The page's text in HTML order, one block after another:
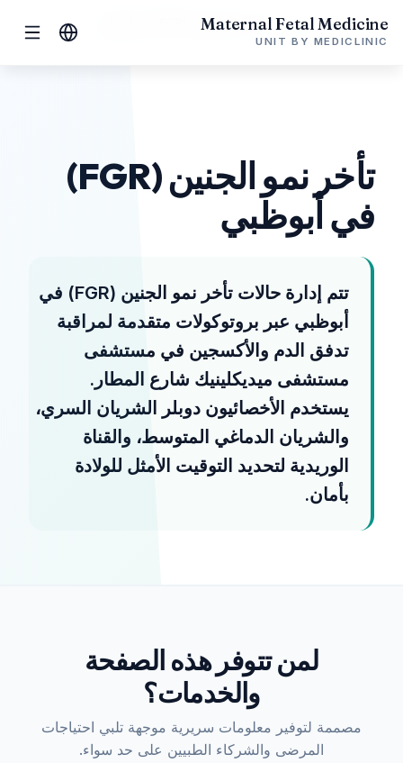
Maternal Fetal Medicine
UNIT BY MEDICLINIC
الرئيسية أبوظبي تأخر نمو الجنين (FGR) في أبوظبي
تأخر نمو الجنين (FGR)
في أبوظبي
تتم إدارة حالات تأخر نمو الجنين (FGR) في
أبوظبي عبر بروتوكولات متقدمة لمراقبة
تدفق الدم والأكسجين في مستشفى
مستشفى ميديكلينيك شارع المطار.
يستخدم الأخصائيون دوبلر الشريان السري،
والشريان الدماغي المتوسط، والقناة
الوريدية لتحديد التوقيت الأمثل للولادة
بأمان.
لمن تتوفر هذه الصفحة
والخدمات؟
مصممة لتوفير معلومات سريرية موجهة تلبي احتياجات
المرضى والشركاء الطبيين على حد سواء.